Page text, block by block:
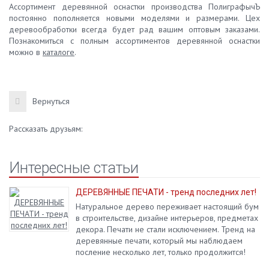
Ассортимент деревянной оснастки производства ПолиграфычЪ
постоянно пополняется новыми моделями и размерами. Цех
деревообработки всегда будет рад вашим оптовым заказами.
Познакомиться с полным ассортиментов деревянной оснастки
можно в каталоге.
Вернуться
Рассказать друзьям:
Интересные статьи
ДЕРЕВЯННЫЕ ПЕЧАТИ - тренд последних лет!
Натуральное дерево переживает настоящий бум
в строительстве, дизайне интерьеров, предметах
декора. Печати не стали исключением. Тренд на
деревянные печати, который мы наблюдаем
посление несколько лет, только продолжится!